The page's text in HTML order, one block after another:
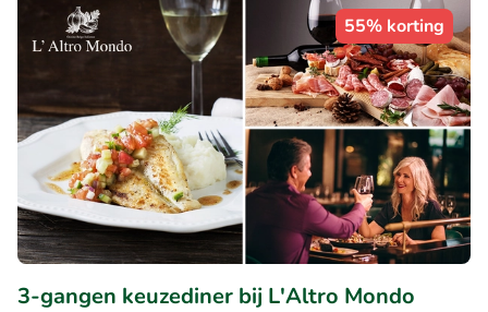
55% korting
3-gangen keuzediner bij L'Altro Mondo